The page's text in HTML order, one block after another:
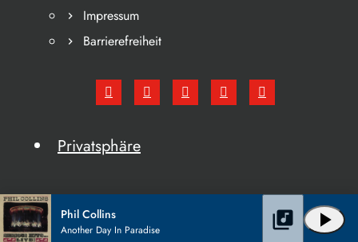
Impressum
Barrierefreiheit
Privatsphäre
Phil Collins
Another Day In Paradise play_arrow
library_music